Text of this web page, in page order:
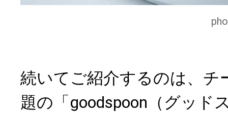
続いてご紹介するのは、チ
題の「goodspoon（グッド